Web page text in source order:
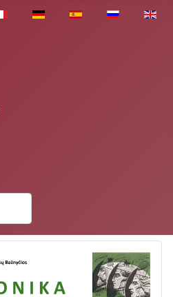
Pasirinkite savo kalbą